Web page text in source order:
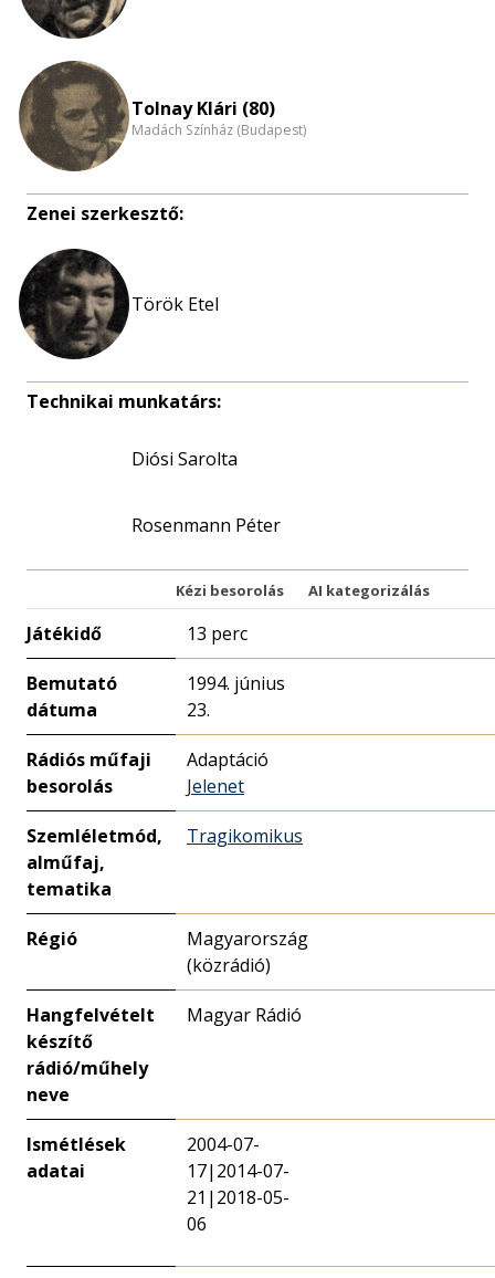
Tolnay Klári (80)
Madách Színház (Budapest)
Zenei szerkesztő:
Török Etel
Technikai munkatárs:
Diósi Sarolta
Rosenmann Péter
Kézi besorolás AI kategorizálás
Játékidő 13 perc
Bemutató
dátuma
1994. június
23.
Rádiós műfaji
besorolás
Adaptáció
Jelenet
Szemléletmód,
alműfaj,
tematika
Tragikomikus
Régió
Magyarország
(közrádió)
Hangfelvételt
készítő
rádió/műhely
neve
Magyar Rádió
Ismétlések
adatai
2004-07-
17|2014-07-
21|2018-05-
06